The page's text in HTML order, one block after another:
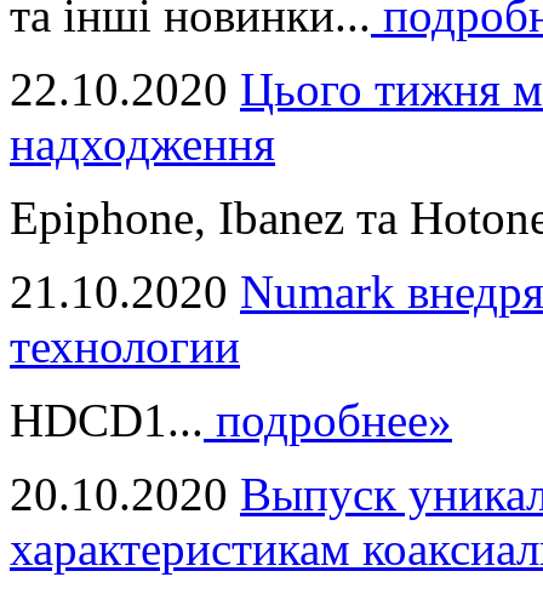
та інші новинки...
22.10.2020 Цього тижня
надходження
Epiphone, Ibanez та
21.10.2020 Numark
технологии
HDCD1... подробнее»
20.10.2020 Выпуск
характеристикам